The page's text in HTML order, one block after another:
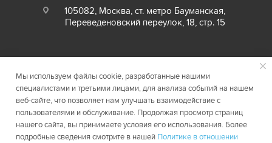
105082, Москва, ст. метро Бауманская,
Переведеновский переулок, 18, стр. 15
2026 © SBMRNE.RU Карта сайта
Мы используем файлы cookie, разработанные нашими
специалистами и третьими лицами, для анализа событий на нашем
веб-сайте, что позволяет нам улучшать взаимодействие с
пользователями и обслуживание. Продолжая просмотр страниц
нашего сайта, вы принимаете условия его использования. Более
подробные сведения смотрите в нашей Политике в отношении